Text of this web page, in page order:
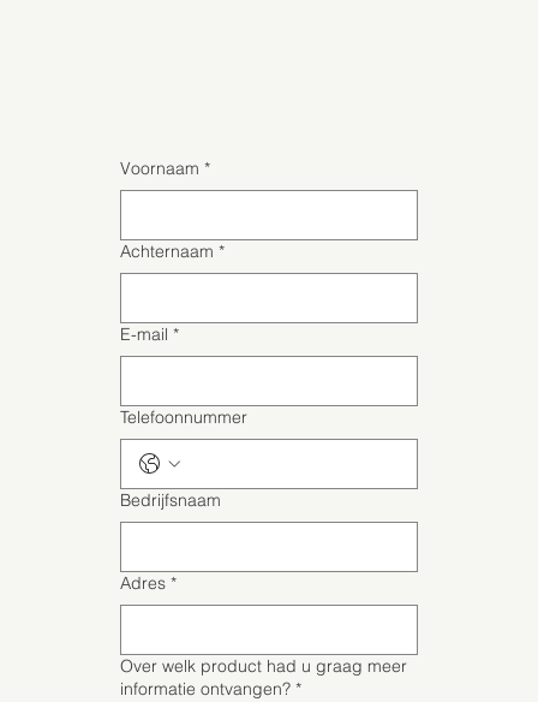
Voornaam *
Achternaam *
E-mail *
Telefoonnummer
Bedrijfsnaam
Adres *
Over welk product had u graag meer
informatie ontvangen? *